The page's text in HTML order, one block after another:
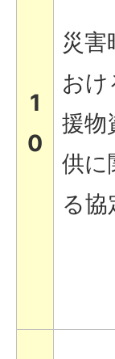
1
0
災害
おけ
援物
供に
る協